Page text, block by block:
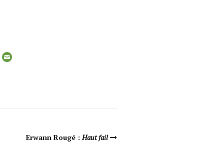
Erwann Rougé :Haut fail